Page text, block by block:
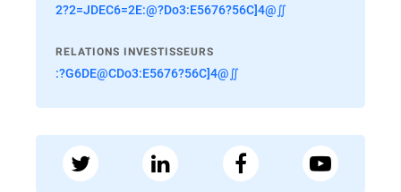
2?2=JDEC6=2E:@?Do3:E5676?56C]4@∬
RELATIONS INVESTISSEURS
:?G6DE@CDo3:E5676?56C]4@∬